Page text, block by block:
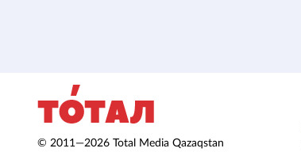
© 2011—2026 Total Media Qazaqstan